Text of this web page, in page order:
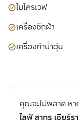
ไมโครเวฟ
เครื่องซักผ้า
เครื่องทำน้ำอุ่น
คุณจะไม่พลาด หา
ไลฟ์ สาทร เซียร์รา